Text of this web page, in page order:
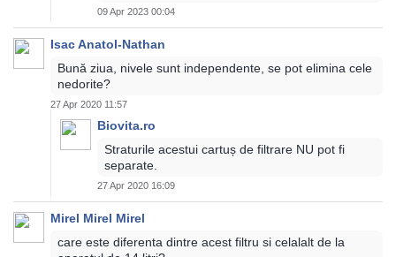
09 Apr 2023 00:04
Isac Anatol-Nathan
Bună ziua, nivele sunt independente, se pot elimina cele
nedorite?
27 Apr 2020 11:57
Biovita.ro
Straturile acestui cartuș de filtrare NU pot fi
separate.
27 Apr 2020 16:09
Mirel Mirel Mirel
care este diferenta dintre acest filtru si celalalt de la